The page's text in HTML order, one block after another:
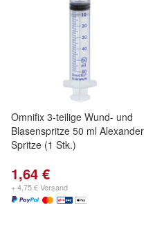
Omnifix 3-teilige Wund- und
Blasenspritze 50 ml Alexander
Spritze (1 Stk.)
1,64 €
+ 4,75 € Versand